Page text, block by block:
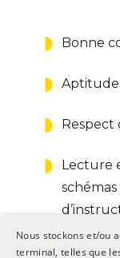
Bonne
Respect
Lecture
Nous stockons et/ou
terminal, telles que